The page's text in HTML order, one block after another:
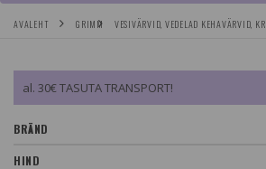
AVALEHT GRIMM VESIVÄRVID, VEDELAD KEHAVÄRVID,
al. 30€ TASUTA TRANSPORT!
BRÄND
HIND